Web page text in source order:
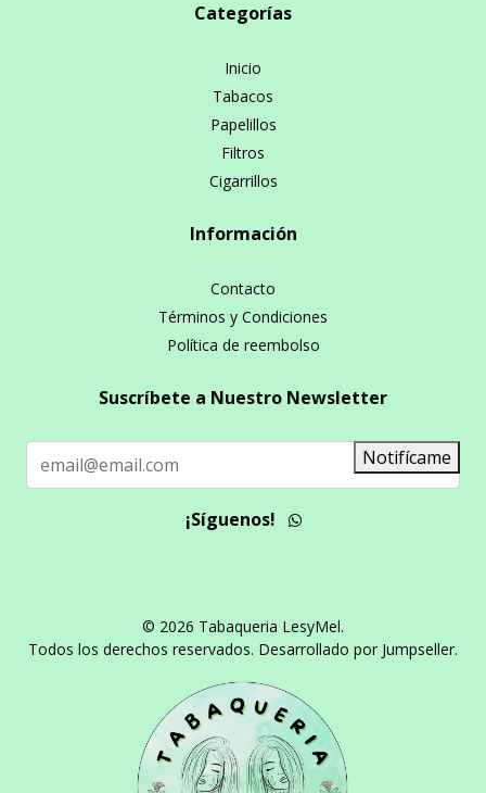
Categorías
Inicio
Tabacos
Papelillos
Filtros
Cigarrillos
Información
Contacto
Términos y Condiciones
Política de reembolso
Suscríbete a Nuestro Newsletter
Notifícame
¡Síguenos!
© 2026 Tabaqueria LesyMel.
Todos los derechos reservados. Desarrollado por Jumpseller.